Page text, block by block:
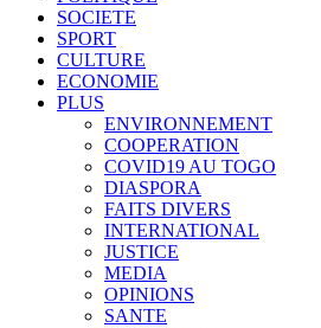
SOCIETE
SPORT
CULTURE
ECONOMIE
PLUS
ENVIRONNEMENT
COOPERATION
COVID19 AU TOGO
DIASPORA
FAITS DIVERS
INTERNATIONAL
JUSTICE
MEDIA
OPINIONS
SANTE